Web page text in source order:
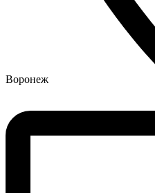
Воронеж